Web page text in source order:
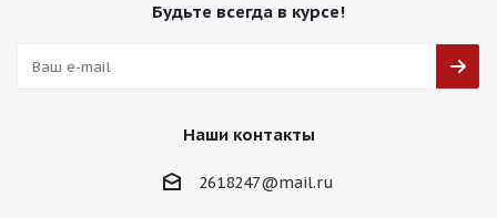
Будьте всегда в курсе!
Наши контакты
2618247@mail.ru